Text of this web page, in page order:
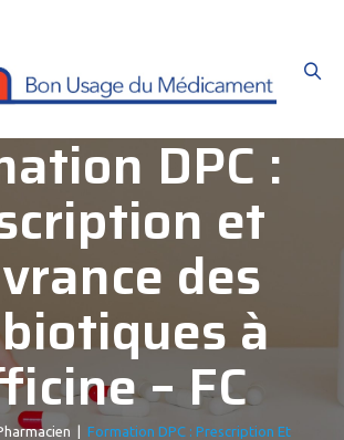
DPC :
et
des
à
– FC
Formation DPC : Prescription Et